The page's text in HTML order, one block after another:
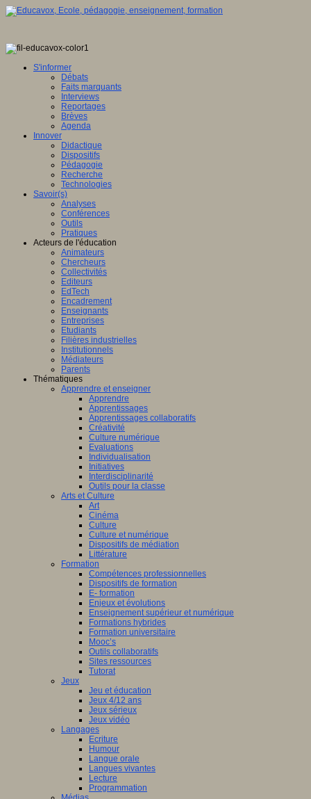
S'informer
Débats
Faits marquants
Interviews
Reportages
Brèves
Agenda
Innover
Didactique
Dispositifs
Pédagogie
Recherche
Technologies
Savoir(s)
Analyses
Conférences
Outils
Pratiques
Acteurs de l'éducation
Animateurs
Chercheurs
Collectivités
Editeurs
EdTech
Encadrement
Enseignants
Entreprises
Etudiants
Filières industrielles
Institutionnels
Médiateurs
Parents
Thématiques
Apprendre et enseigner
Apprendre
Apprentissages
Apprentissages collaboratifs
Créativité
Culture numérique
Evaluations
Individualisation
Initiatives
Interdisciplinarité
Outils pour la classe
Arts et Culture
Art
Cinéma
Culture
Culture et numérique
Dispositifs de médiation
Littérature
Formation
Compétences professionnelles
Dispositifs de formation
E- formation
Enjeux et évolutions
Enseignement supérieur et numérique
Formations hybrides
Formation universitaire
Mooc’s
Outils collaboratifs
Sites ressources
Tutorat
Jeux
Jeu et éducation
Jeux 4/12 ans
Jeux sérieux
Jeux vidéo
Langages
Ecriture
Humour
Langue orale
Langues vivantes
Lecture
Programmation